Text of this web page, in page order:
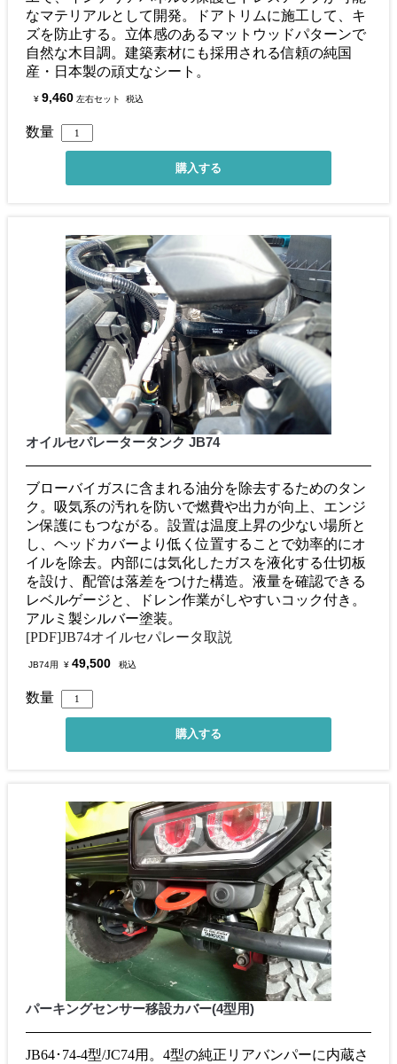
なマテリアルとして開発。ドアトリムに施工して、キ
ズを防止する。立体感のあるマットウッドパターンで
自然な木目調。建築素材にも採用される信頼の純国
産・日本製の頑丈なシート。
¥ 9,460 左右セット 税込
数量
オイルセパレータータンク JB74
ブローバイガスに含まれる油分を除去するためのタン
ク。吸気系の汚れを防いで燃費や出力が向上、エンジ
ン保護にもつながる。設置は温度上昇の少ない場所と
し、ヘッドカバーより低く位置することで効率的にオ
イルを除去。内部には気化したガスを液化する仕切板
を設け、配管は落差をつけた構造。液量を確認できる
レベルゲージと、ドレン作業がしやすいコック付き。
アルミ製シルバー塗装。
[PDF]JB74オイルセパレータ取説
JB74用 ¥ 49,500 税込
数量
パーキングセンサー移設カバー(4型用)
JB64･74-4型/JC74用。4型の純正リアバンパーに内蔵さ